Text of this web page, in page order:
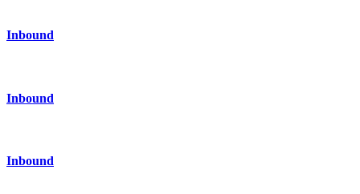
Inbound
Inbound
Inbound